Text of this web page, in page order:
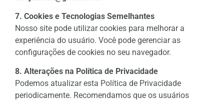
7. Cookies e Tecnologias Semelhantes
Nosso site pode utilizar cookies para melhorar a
experiência do usuário. Você pode gerenciar as
configurações de cookies no seu navegador.
8. Alterações na Política de Privacidade
Podemos atualizar esta Política de Privacidade
periodicamente. Recomendamos que os usuários